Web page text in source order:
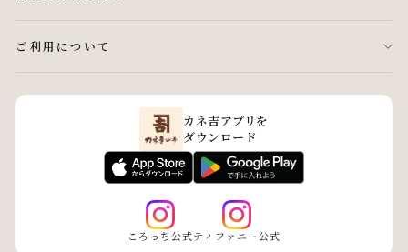
ご利用について
カネ吉アプリを
ダウンロード
ころっち公式ティファニー公式